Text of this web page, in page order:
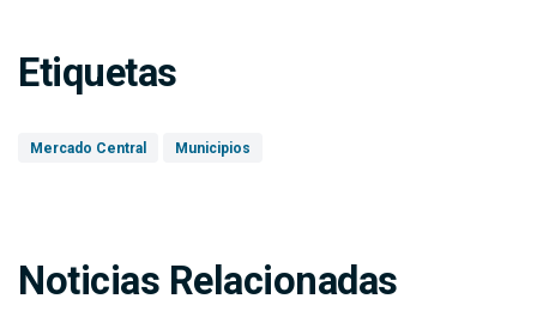
Etiquetas
Mercado Central Municipios
Noticias Relacionadas